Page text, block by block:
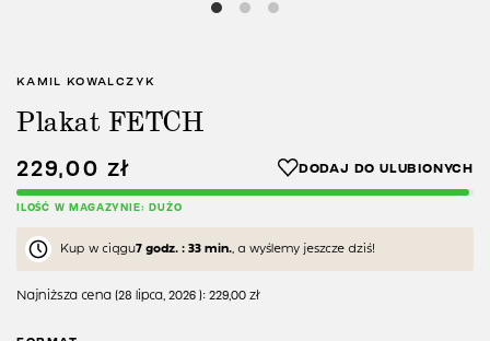
KAMIL KOWALCZYK
Plakat FETCH
229,00 zł
ILOŚĆ W MAGAZYNIE: DUŻO
Kup w ciągu7 godz. : 33 min. , a wyślemy jeszcze dziś!
Najniższa cena (28 lipca, 2026 ): 229,00 zł